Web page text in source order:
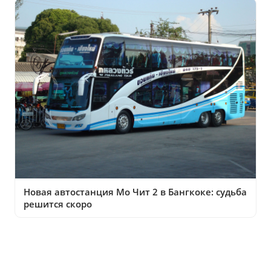
Новая автостанция Мо Чит 2 в Бангкоке: судьба
решится скоро